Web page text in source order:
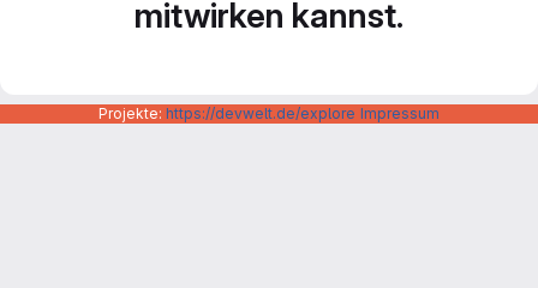
mitwirken kannst.
Projekte: https://devwelt.de/explore Impressum